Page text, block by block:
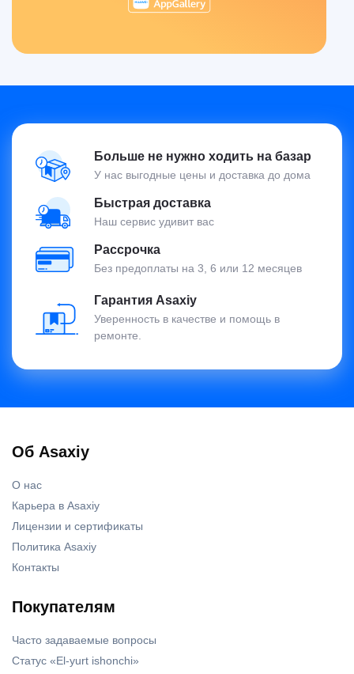
Больше не нужно ходить на базар
У нас выгодные цены и доставка до дома
Быстрая доставка
Наш сервис удивит вас
Рассрочка
Без предоплаты на 3, 6 или 12 месяцев
Гарантия Asaxiy
Уверенность в качестве и помощь в
ремонте.
Об Asaxiy
О нас
Карьера в Asaxiy
Лицензии и сертификаты
Политика Asaxiy
Контакты
Покупателям
Часто задаваемые вопросы
Статус «El-yurt ishonchi»